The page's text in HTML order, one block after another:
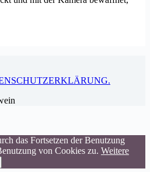
das Fortsetzen der Benutzung
von Cookies zu. Weitere